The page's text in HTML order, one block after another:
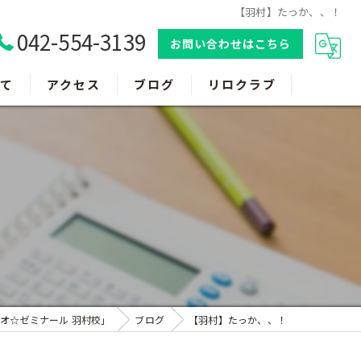
【羽村】たっか、、！
042-554-3139 お問い合わせはこちら
アクセス ブログ リロクラブ
☆ゼミナール 羽村校」 ブログ 【羽村】たっか、、！